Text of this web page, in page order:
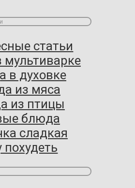
статьи
в духовке
из мяса
из птицы
блюда
сладкая
похудеть